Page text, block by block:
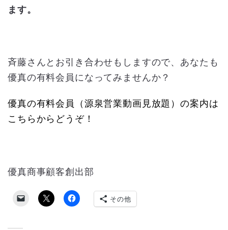
ます。
斉藤さんとお引き合わせもしますので、あなたも
優真の有料会員になってみませんか？
優真の有料会員（源泉営業動画見放題）の案内は
こちらからどうぞ！
優真商事顧客創出部
その他